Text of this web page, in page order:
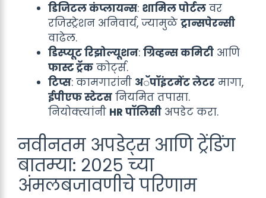
डिजिटल कंप्लायन्स: शामिल पोर्टल वर
रजिस्ट्रेशन अनिवार्य, ज्यामुळे ट्रान्सपेरन्सी
वाढेल.
डिस्प्यूट रिझोल्यूशन: ग्रिव्हन्स कमिटी आणि
फास्ट ट्रॅक कोर्ट्स.
टिप्स: कामगारांनी अॅपॉइंटमेंट लेटर मागा,
ईपीएफ स्टेटस नियमित तपासा.
नियोक्त्यांनी HR पॉलिसी अपडेट करा.
नवीनतम अपडेट्स आणि ट्रेंडिंग
बातम्या: २०२५ च्या
अंमलबजावणीचे परिणाम